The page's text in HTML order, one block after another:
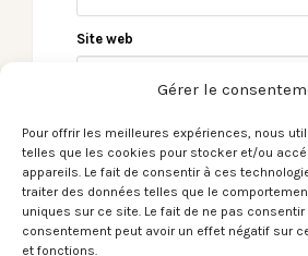
Gérer le
Pour offrir les meilleures expériences, nous
telles que les cookies pour stocker et/ou
appareils. Le fait de consentir à ces
traiter des données telles que le
uniques sur ce site. Le fait de ne pas
consentement peut avoir un effet négatif sur
et fonctions.
Site web